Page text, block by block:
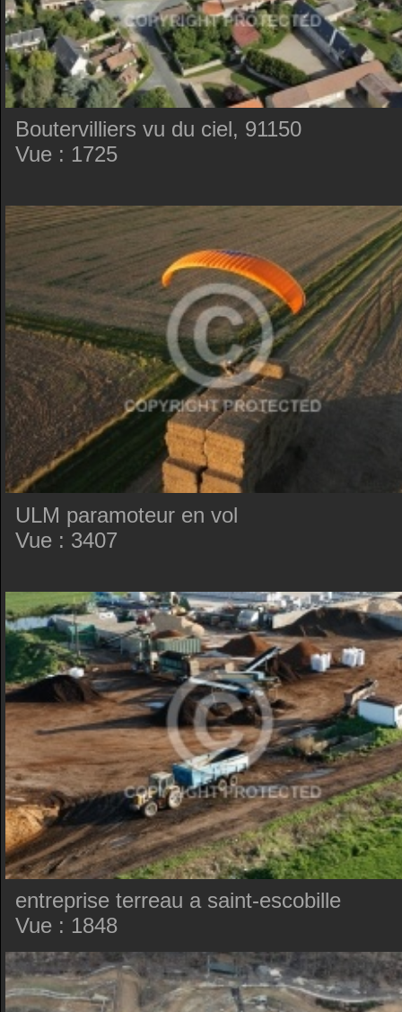
Boutervilliers vu du ciel, 91150
Vue : 1725
ULM paramoteur en vol
Vue : 3407
entreprise terreau a saint-escobille
Vue : 1848